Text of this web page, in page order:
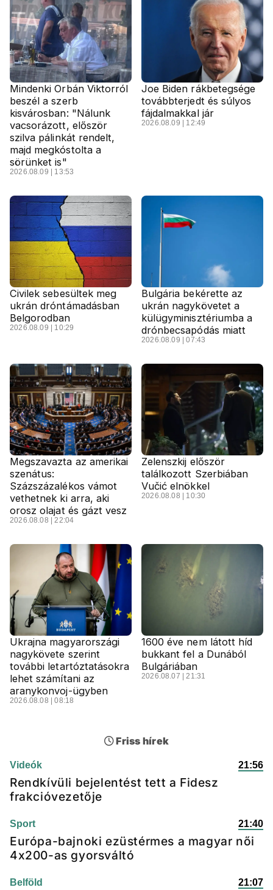
Mindenki Orbán Viktorról
beszél a szerb
kisvárosban: "Nálunk
vacsorázott, először
szilva pálinkát rendelt,
majd megkóstolta a
sörünket is"
2026.08.09 | 13:53
Joe Biden rákbetegsége
továbbterjedt és súlyos
fájdalmakkal jár
2026.08.09 | 12:49
Civilek sebesültek meg
ukrán dróntámadásban
Belgorodban
2026.08.09 | 10:29
Bulgária bekérette az
ukrán nagykövetet a
külügyminisztériumba a
drónbecsapódás miatt
2026.08.09 | 07:43
Megszavazta az amerikai
szenátus:
Százszázalékos vámot
vethetnek ki arra, aki
orosz olajat és gázt vesz
2026.08.08 | 22:04
Zelenszkij először
találkozott Szerbiában
Vučić elnökkel
2026.08.08 | 10:30
Ukrajna magyarországi
nagykövete szerint
további letartóztatásokra
lehet számítani az
aranykonvoj-ügyben
2026.08.08 | 08:18
1600 éve nem látott híd
bukkant fel a Dunából
Bulgáriában
2026.08.07 | 21:31
Friss hírek
Videók 21:56
Rendkívüli bejelentést tett a Fidesz
frakcióvezetője
Sport 21:40
Európa-bajnoki ezüstérmes a magyar női
4x200-as gyorsváltó
Belföld 21:07